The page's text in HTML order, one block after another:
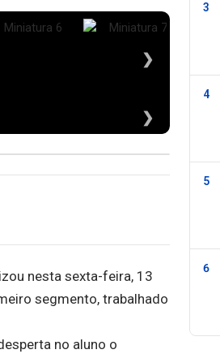
❯
❯
nesta sexta-feira, 13
segmento, trabalhado
no aluno o